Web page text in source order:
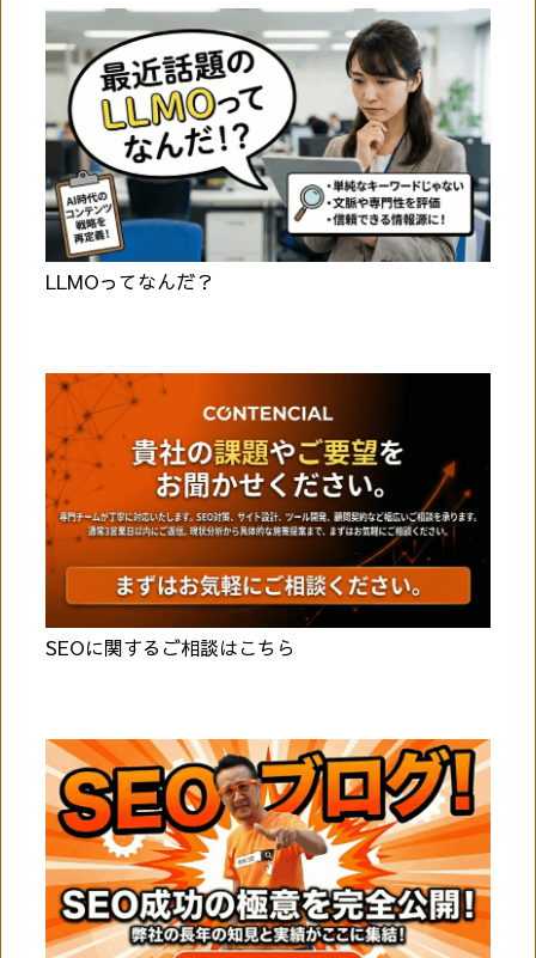
LLMOってなんだ？
SEOに関するご相談はこちら